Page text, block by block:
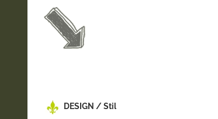
DESIGN / Stil